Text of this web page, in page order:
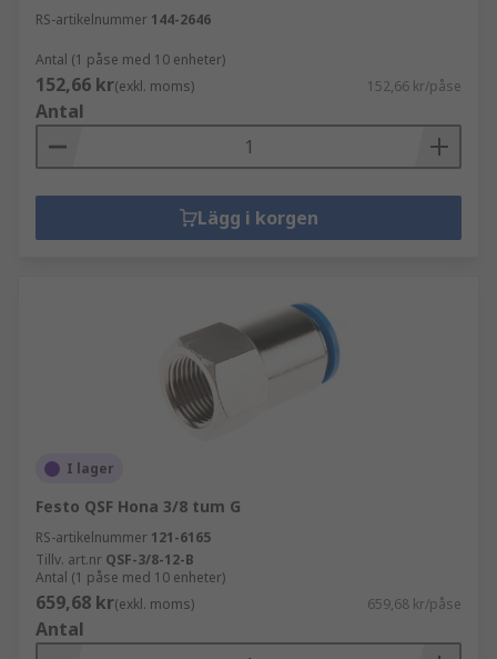
RS-artikelnummer 144-2646
Antal (1 påse med 10 enheter)
152,66 kr(exkl. moms) 152,66 kr/påse
Antal
Lägg i korgen
I lager
Festo QSF Hona 3/8 tum G
RS-artikelnummer 121-6165
Tillv. art.nr QSF-3/8-12-B
Antal (1 påse med 10 enheter)
659,68 kr(exkl. moms) 659,68 kr/påse
Antal